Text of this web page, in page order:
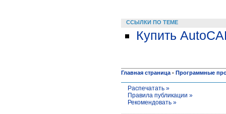
ССЫЛКИ ПО ТЕМЕ
Купить
Главная страница - Программные
Распечатать »
Правила публикации »
Рекомендовать »